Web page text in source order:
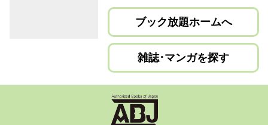
ブック放題ホームへ
雑誌･マンガを探す